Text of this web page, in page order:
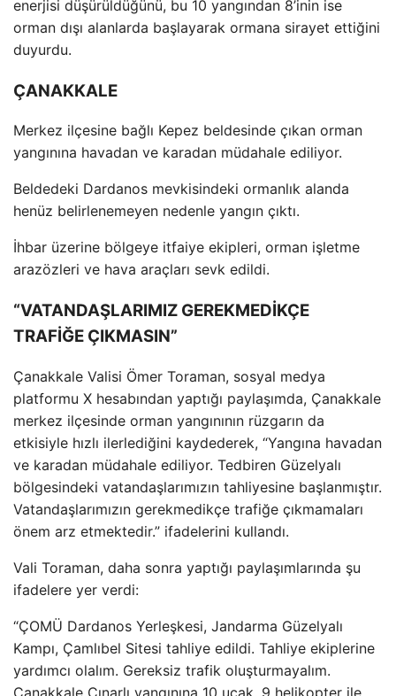
enerjisi düşürüldüğünü, bu 10 yangından 8’inin ise
orman dışı alanlarda başlayarak ormana sirayet ettiğini
duyurdu.
ÇANAKKALE
Merkez ilçesine bağlı Kepez beldesinde çıkan orman
yangınına havadan ve karadan müdahale ediliyor.
Beldedeki Dardanos mevkisindeki ormanlık alanda
henüz belirlenemeyen nedenle yangın çıktı.
İhbar üzerine bölgeye itfaiye ekipleri, orman işletme
arazözleri ve hava araçları sevk edildi.
“VATANDAŞLARIMIZ GEREKMEDİKÇE
TRAFİĞE ÇIKMASIN”
Çanakkale Valisi Ömer Toraman, sosyal medya
platformu X hesabından yaptığı paylaşımda, Çanakkale
merkez ilçesinde orman yangınının rüzgarın da
etkisiyle hızlı ilerlediğini kaydederek, “Yangına havadan
ve karadan müdahale ediliyor. Tedbiren Güzelyalı
bölgesindeki vatandaşlarımızın tahliyesine başlanmıştır.
Vatandaşlarımızın gerekmedikçe trafiğe çıkmamaları
önem arz etmektedir.” ifadelerini kullandı.
Vali Toraman, daha sonra yaptığı paylaşımlarında şu
ifadelere yer verdi:
“ÇOMÜ Dardanos Yerleşkesi, Jandarma Güzelyalı
Kampı, Çamlıbel Sitesi tahliye edildi. Tahliye ekiplerine
yardımcı olalım. Gereksiz trafik oluşturmayalım.
Çanakkale Çınarlı yangınına 10 uçak, 9 helikopter ile